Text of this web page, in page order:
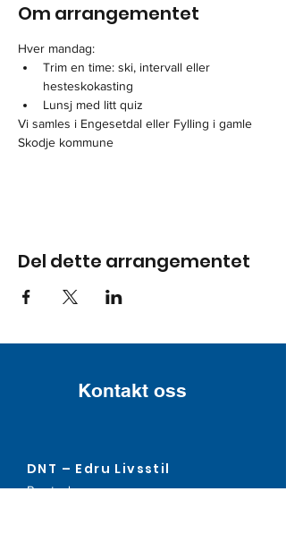
Om arrangementet
Hver mandag:
Trim en time: ski, intervall eller
hesteskokasting
Lunsj med litt quiz
Vi samles i Engesetdal eller Fylling i gamle
Skodje kommune
Del dette arrangementet
Kontakt oss
DNT – Edru Livsstil
Postadresse: